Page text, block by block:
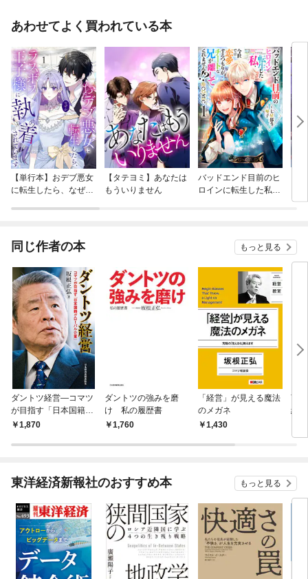
あわせてよく買われている本
【単行本】おデブ悪女
に転生したら、なぜか
【タテヨミ】あなたは
もういりません
バッドエンド目前のヒ
ロインに転生した私、
同じ作者の本 もっと見る
ダントツ経営―コマツ
が目指す「日本国籍グ
ローバル企業」
1,870
ダントツの強みを磨
け 私の履歴書
1,760
「経営」が見える魔法
のメガネ
1,430
言
結
東洋経済新報社のおすすめ本 もっと見る